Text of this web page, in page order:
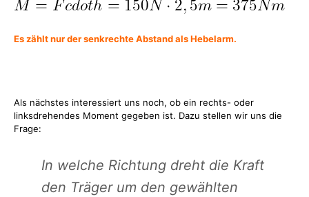
Es zählt nur der senkrechte Abstand als Hebelarm.
Als nächstes interessiert uns noch, ob ein rechts- oder
linksdrehendes Moment gegeben ist. Dazu stellen wir uns die
Frage:
In welche Richtung dreht die Kraft
den Träger um den gewählten